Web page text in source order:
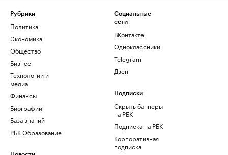
Рубрики
Политика
Экономика
Общество
Бизнес
Технологии и
медиа
Финансы
Биографии
База знаний
РБК Образование
Социальные
сети
ВКонтакте
Одноклассники
Telegram
Дзен
Подписки
Скрыть баннеры
на РБК
Подписка на РБК
Корпоративная
подписка